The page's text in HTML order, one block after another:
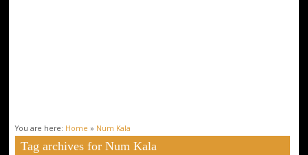
You are here: Home » Num Kala
Tag archives for Num Kala